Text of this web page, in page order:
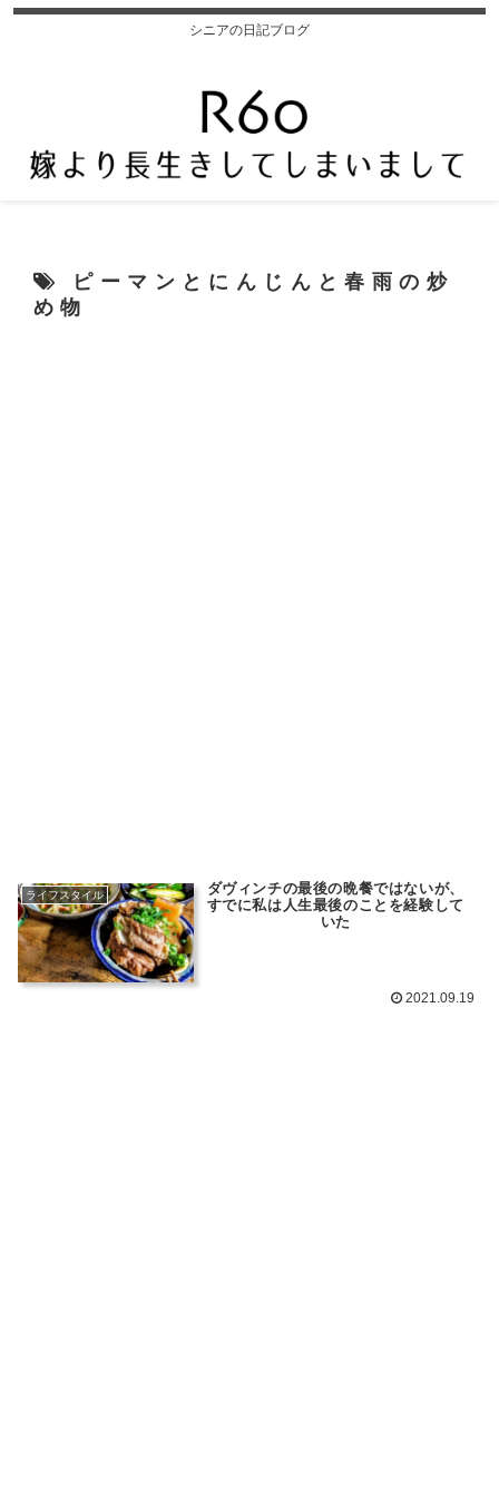
シニアの日記ブログ
ピーマンとにんじんと春雨の炒
め物
ライフスタイル
ダヴィンチの最後の晩餐ではないが、
すでに私は人生最後のことを経験して
いた
2021.09.19